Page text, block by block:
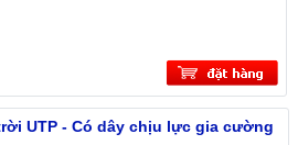
UTP - Có dây chịu lực gia cường